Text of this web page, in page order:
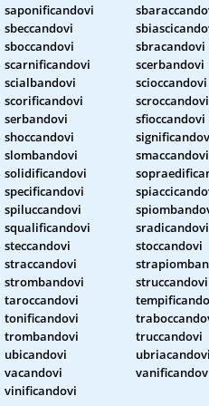
saponificandovi
sbeccandovi
sboccandovi
sbracandovi
scarnificandovi
scerbandovi
scialbandovi
scioccandovi
scorificandovi
scroccandovi
serbandovi
sfioccandovi
shoccandovi
slombandovi
smaccandovi
solidificandovi
specificandovi
spiluccandovi
squalificandovi
sradicandovi
steccandovi
stoccandovi
straccandovi
strombandovi
struccandovi
taroccandovi
tonificandovi
trombandovi
truccandovi
ubicandovi
vacandovi
vinificandovi